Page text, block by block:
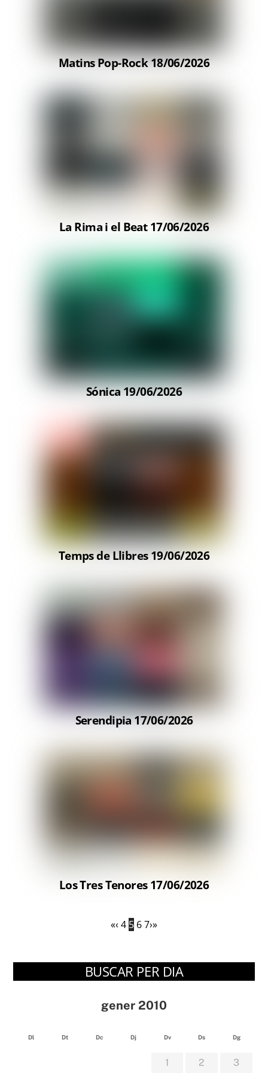
Matins Pop-Rock 18/06/2026
La Rima i el Beat 17/06/2026
Sónica 19/06/2026
Temps de Llibres 19/06/2026
Serendipia 17/06/2026
Los Tres Tenores 17/06/2026
«‹ 4 5 67›»
BUSCAR PER DIA
gener 2010
Dl Dt Dc Dj Dv Ds Dg
1 2 3